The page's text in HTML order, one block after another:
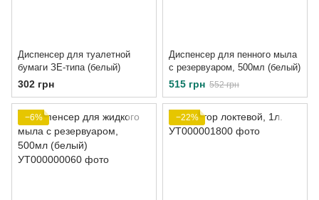
Диспенсер для туалетной
бумаги ЗЕ-типа (белый)
302 грн
Диспенсер для пенного мыла
с резервуаром, 500мл (белый)
515 грн 552 грн
−6% −22%